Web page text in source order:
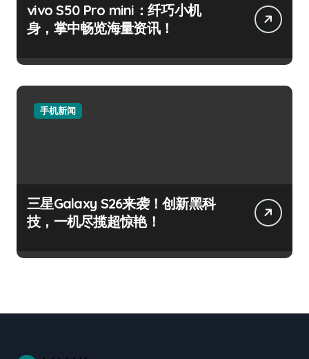
vivo S50 Pro mini：纤巧小机
身，掌中畅览海量资讯！
手机新闻
三星Galaxy S26来袭！创新黑科
技，一机尽揽超惊艳！